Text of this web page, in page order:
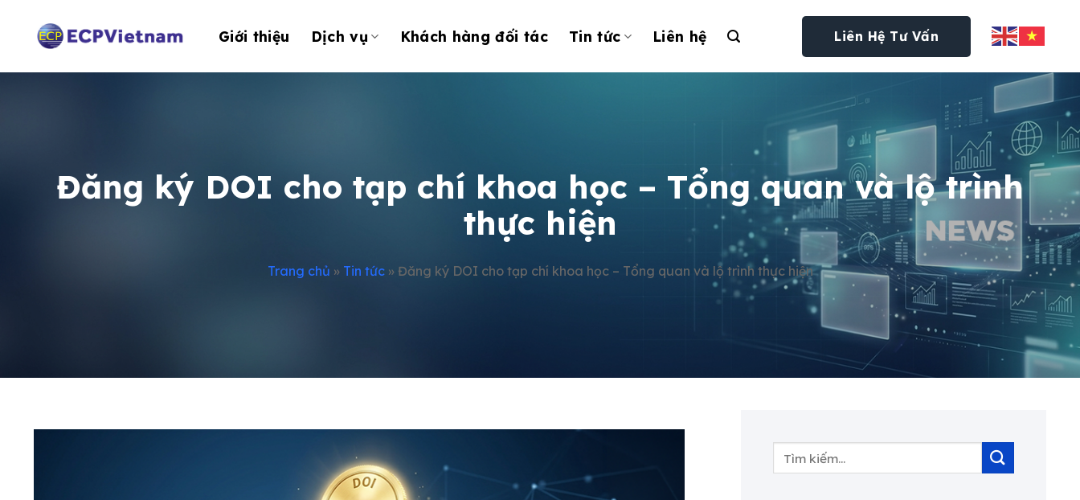
dung
Giới thiệu Dịch vụ Khách hàng đối tác Tin tức Liên hệ Liên Hệ Tư Vấn
Đăng ký DOI cho tạp chí khoa học – Tổng quan và lộ trình
thực hiện
Trang chủ » Tin tức» Đăng ký DOI cho tạp chí khoa học – Tổng quan và lộ trình thực hiện